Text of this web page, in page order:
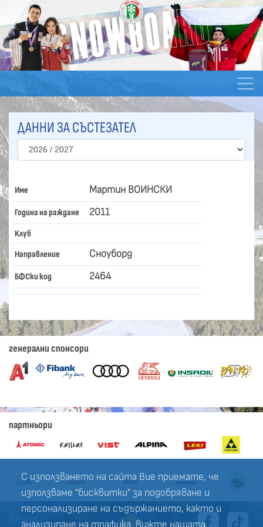
С използването на сайта Вие приемате, че
използваме "бисквитки" за подобряване и
персонализиране на съдържанието, както и
анализиране на трафика. Вижте нашата
ДАННИ ЗА СЪСТЕЗАТЕЛ
Име Мартин ВОИНСКИ
Година на раждане 2011
Клуб
Направление Сноуборд
БФСки код 2464
генерални спонсори
партньори